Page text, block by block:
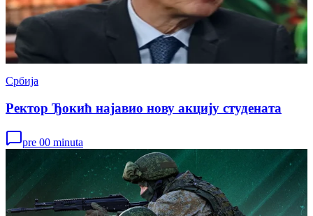
Србија
Ректор Ђокић најавио нову акцију студената
pre 00 minuta